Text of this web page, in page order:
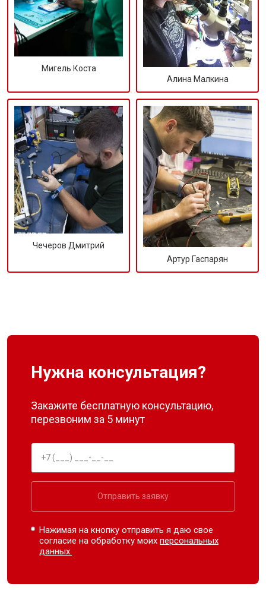
Мигель Коста
Алина Малкина
Чечеров Дмитрий
Артур Гаспарян
Нужна консультация?
Закажите бесплатную консультацию,
перезвоним за 5 минут
Отправить заявку
Нажимая на кнопку отправить я даю свое
согласие на обработку моихперсональных
данных.